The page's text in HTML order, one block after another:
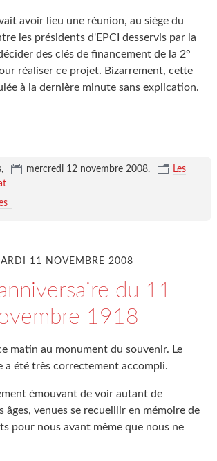
avoir lieu une réunion, au siège du
les présidents d'EPCI desservis par la
des clés de financement de la 2°
réaliser ce projet. Bizarrement, cette
à la dernière minute sans explication.
mercredi 12 novembre 2008.
Les
11 NOVEMBRE 2008
du 11
1918
matin au monument du souvenir. Le
a été très correctement accompli.
émouvant de voir autant de
âges, venues se recueillir en mémoire de
pour nous avant même que nous ne